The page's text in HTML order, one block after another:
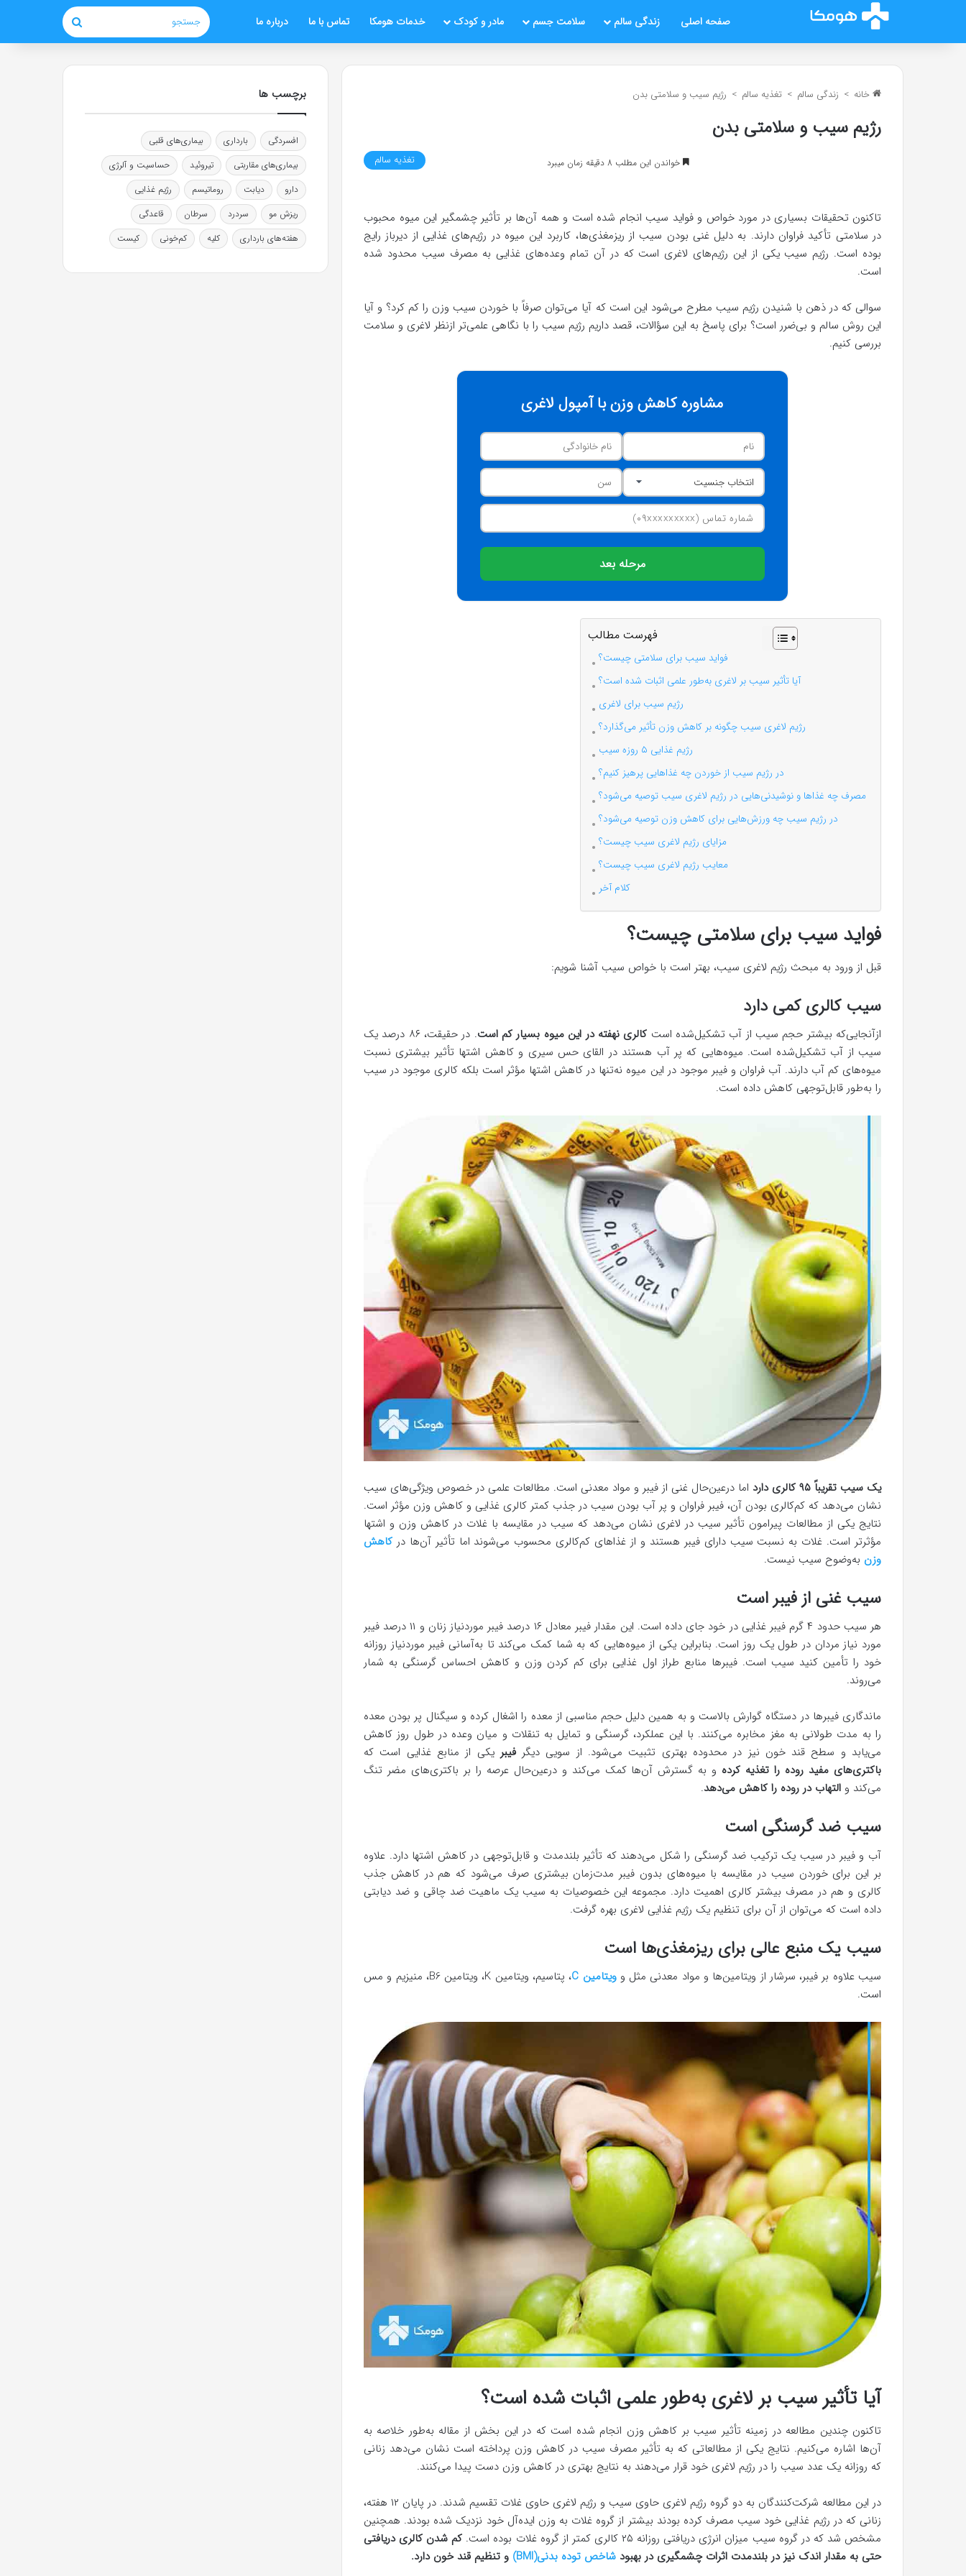
صفحه اصلی زندگی سالم سلامت جسم مادر و کودک خدمات هومکا تماس با ما درباره ما جستجو
خانه > زندگی سالم > تغذیه سالم > رژیم سیب و سلامتی بدن
رژیم سیب و سلامتی بدن
خواندن این مطلب 8 دقیقه زمان میبرد تغذیه سالم
تاکنون تحقیقات بسیاری در مورد خواص و فواید سیب انجام شده است و همه آن‌ها بر تأثیر چشمگیر این میوه محبوب
در سلامتی تأکید فراوان دارند. به دلیل غنی بودن سیب از ریزمغذی‌ها، کاربرد این میوه در رژیم‌های غذایی از دیرباز رایج
بوده است. رژیم سیب یکی از این رژیم‌های لاغری است که در آن تمام وعده‌های غذایی به مصرف سیب محدود شده
است.
سوالی که در ذهن با شنیدن رژیم سیب مطرح می‌شود این است که آیا می‌توان صرفاً با خوردن سیب وزن را کم کرد؟ و آیا
این روش سالم و بی‌ضرر است؟ برای پاسخ به این سؤالات، قصد داریم رژیم سیب را با نگاهی علمی‌تر ازنظر لاغری و سلامت
بررسی کنیم.
مشاوره کاهش وزن با آمپول لاغری
مرحله بعد
فهرست مطالب
فواید سیب برای سلامتی چیست؟
آیا تأثیر سیب بر لاغری به‌طور علمی اثبات شده است؟
رژیم سیب برای لاغری
رژیم لاغری سیب چگونه بر کاهش وزن تأثیر می‌گذارد؟
رژیم غذایی ۵ روزه سیب
در رژیم سیب از خوردن چه غذاهایی پرهیز کنیم؟
مصرف چه غذاها و نوشیدنی‌هایی در رژیم لاغری سیب توصیه می‌شود؟
در رژیم سیب چه ورزش‌هایی برای کاهش وزن توصیه می‌شود؟
مزایای رژیم لاغری سیب چیست؟
معایب رژیم لاغری سیب چیست؟
کلام آخر
فواید سیب برای سلامتی چیست؟
قبل از ورود به مبحث رژیم لاغری سیب، بهتر است با خواص سیب آشنا شویم:
سیب کالری کمی دارد
ازآنجایی‌که بیشتر حجم سیب از آب تشکیل‌شده است کالری نهفته در این میوه بسیار کم است
. در حقیقت، ۸۶ درصد یک
سیب از آب تشکیل‌شده است. میوه‌هایی که پر آب هستند در القای حس سیری و کاهش اشتها تأثیر بیشتری نسبت
میوه‌های کم آب دارند. آب فراوان و فیبر موجود در این میوه نه‌تنها در کاهش اشتها مؤثر است بلکه کالری موجود در سیب
را به‌طور قابل‌توجهی کاهش داده است.
یک سیب تقریباً ۹۵ کالری دارد
اما درعین‌حال غنی از فیبر و مواد معدنی است. مطالعات علمی در خصوص ویژگی‌های سیب
نشان می‌دهد که کم‌کالری بودن آن، فیبر فراوان و پر آب بودن سیب در جذب کمتر کالری غذایی و کاهش وزن مؤثر است.
نتایج یکی از مطالعات پیرامون تأثیر سیب در لاغری نشان می‌دهد که سیب در مقایسه با غلات در کاهش وزن و اشتها
مؤثرتر است. غلات به نسبت سیب دارای فیبر هستند و از غذاهای کم‌کالری محسوب می‌شوند اما تأثیر آن‌ها در کاهش
وزن به‌وضوح سیب نیست.
سیب غنی از فیبر است
هر سیب حدود ۴ گرم فیبر غذایی در خود جای داده است. این مقدار فیبر معادل ۱۶ درصد فیبر موردنیاز زنان و ۱۱ درصد فیبر
مورد نیاز مردان در طول یک روز است. بنابراین یکی از میوه‌هایی که به شما کمک می‌کند تا به‌آسانی فیبر موردنیاز روزانه
خود را تأمین کنید سیب است. فیبرها منابع طراز اول غذایی برای کم کردن وزن و کاهش احساس گرسنگی به شمار
می‌روند.
ماندگاری فیبرها در دستگاه گوارش بالاست و به همین دلیل حجم مناسبی از معده را اشغال کرده و سیگنال پر بودن معده
را به مدت طولانی به مغز مخابره می‌کنند. با این عملکرد، گرسنگی و تمایل به تنقلات و میان وعده در طول روز کاهش
می‌یابد و سطح قند خون نیز در محدوده بهتری تثبیت می‌شود. از سویی دیگرفیبر یکی از منابع غذایی است که
باکتری‌های مفید روده را تغذیه کرده و به گسترش آن‌ها کمک می‌کند و درعین‌حال عرصه را بر باکتری‌های مضر تنگ
می‌کند و التهاب در روده را کاهش می‌دهد.
سیب ضد گرسنگی است
آب و فیبر در سیب یک ترکیب ضد گرسنگی را شکل می‌دهند که تأثیر بلندمدت و قابل‌توجهی در کاهش اشتها دارد. علاوه
بر این برای خوردن سیب در مقایسه با میوه‌های بدون فیبر مدت‌زمان بیشتری صرف می‌شود که هم در کاهش جذب
کالری و هم در مصرف بیشتر کالری اهمیت دارد. مجموعه این خصوصیات به سیب یک ماهیت ضد چاقی و ضد دیابتی
داده است که می‌توان از آن برای تنظیم یک رژیم غذایی لاغری بهره گرفت.
سیب یک منبع عالی برای ریزمغذی‌ها است
سیب علاوه بر فیبر، سرشار از ویتامین‌ها و مواد معدنی مثل وویتامین C
، پتاسیم، ویتامین K، ویتامین B6، منیزیم و مس
است.
آیا تأثیر سیب بر لاغری به‌طور علمی اثبات شده است؟
تاکنون چندین مطالعه در زمینه تأثیر سیب بر کاهش وزن انجام شده است که در این بخش از مقاله به‌طور خلاصه به
آن‌ها اشاره می‌کنیم. نتایج یکی از مطالعاتی که به تأثیر مصرف سیب در کاهش وزن پرداخته است نشان می‌دهد زنانی
که روزانه یک عدد سیب را در رژیم لاغری خود قرار می‌دهند به نتایج بهتری در کاهش وزن دست پیدا می‌کنند.
در این مطالعه شرکت‌کنندگان به دو گروه رژیم لاغری حاوی سیب و رژیم لاغری حاوی غلات تقسیم شدند. در پایان ۱۲ هفته،
زنانی که در رژیم غذایی خود سیب مصرف کرده بودند بیشتر از گروه غلات به وزن ایده‌آل خود نزدیک شده بودند. همچنین
مشخص شد که در گروه سیب میزان انرژی دریافتی روزانه ۲۵ کالری کمتر از گروه غلات بوده است.
کم شدن کالری دریافتی
حتی به مقدار اندک نیز در بلندمدت اثرات چشمگیری در بهبود شاخص توده بدنی(BMI) و تنظیم قند خون دارد.
برچسب ها
افسردگی بارداری
بیماری‌های قلبی
بیماری‌های مقاربتی
تیروئید
حساسیت و آلرژی
دارو
دیابت روماتیسم
رژیم غذایی
ریزش مو
سردرد سرطان
قاعدگی
هفته‌های بارداری
کلیه کم‌خونی کیست